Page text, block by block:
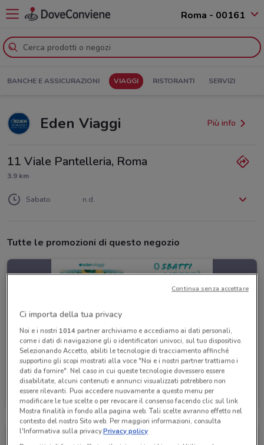
Roma - 00161
BANCHE E ASSICURAZIONI VIAGGI RISTORANTI SERVIZI
Eden Viaggi Più info
11 Viale Pantelleria, Roma
3.9 km
Sabato n.d.
Tutte le promozioni di questo negozio
Eden Viaggi
Scade il 30/04 530 m
Ci importa della tua privacy
Noi e i nostri 1014partner archiviamo e accediamo ai dati personali,
come i dati di navigazione gli o identificatori univoci, sul tuo dispositivo.
Selezionando Accetto, abiliti le tecnologie di tracciamento affinché
supportino gli scopi mostrati alla voce "Noi e i nostri partner trattiamo i
dati da fornire". Nel caso in cui queste tecnologie dovessero essere
disabilitate, alcuni contenuti e annunci visualizzati potrebbero non
essere rilevanti. Puoi accedere nuovamente a questo menu per
modificare le tue scelte o per revocare il consenso facendo clic sul link
Mostra finalità in fondo alla pagina web. Tali scelte avranno effetto nel
contesto del nostro Sito web. Per maggiori informazioni, consulta
l'Informativa sulla privacy.Privacy policy
Continua senza accettare